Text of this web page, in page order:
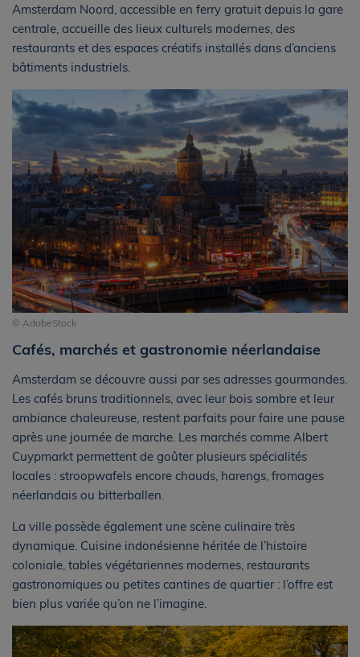
Amsterdam Noord, accessible en ferry gratuit depuis la gare
centrale, accueille des lieux culturels modernes, des
restaurants et des espaces créatifs installés dans d’anciens
bâtiments industriels.
© AdobeStock
Cafés, marchés et gastronomie néerlandaise
Amsterdam se découvre aussi par ses adresses gourmandes.
Les cafés bruns traditionnels, avec leur bois sombre et leur
ambiance chaleureuse, restent parfaits pour faire une pause
après une journée de marche. Les marchés comme Albert
Cuypmarkt permettent de goûter plusieurs spécialités
locales : stroopwafels encore chauds, harengs, fromages
néerlandais ou bitterballen.
La ville possède également une scène culinaire très
dynamique. Cuisine indonésienne héritée de l’histoire
coloniale, tables végétariennes modernes, restaurants
gastronomiques ou petites cantines de quartier : l’offre est
bien plus variée qu’on ne l’imagine.